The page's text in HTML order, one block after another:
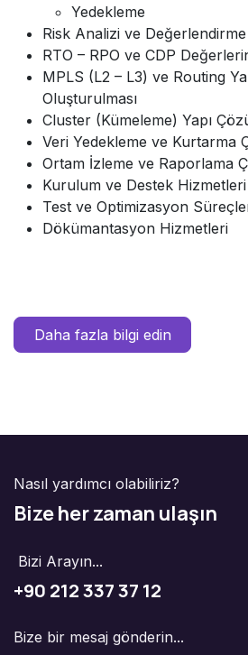
Yedekleme
Risk Analizi ve Değerlendirme
RTO – RPO ve CDP
MPLS (L2 – L3) ve Routing
Oluşturulması
Cluster (Kümeleme) Yapı
Veri Yedekleme ve Kurtarma
Ortam İzleme ve Raporlama
Kurulum ve Destek Hizmetleri
Test ve Optimizasyon
Dökümantasyon Hizmetleri
Daha fazla bilgi edin
Nasıl yardımcı olabiliriz?
Bize her zaman ulaşın
Bizi Arayın...
+90 212 337 37 12
Bize bir mesaj gönderin...